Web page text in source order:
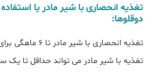
تغذیه انحصاری با شیر مادر یا
دوقلوها:
تغذیه انحصاری با
تغذیه با شیر مادر می تواند حداقل تا یک